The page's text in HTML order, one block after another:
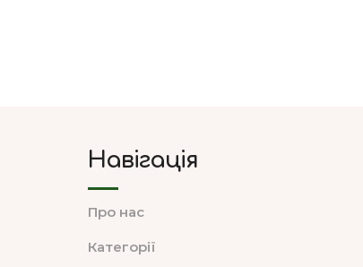
Навігація
Про нас
Категорії